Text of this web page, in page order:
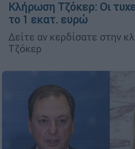
Κλήρωση Τζόκερ: Οι
τo 1 εκατ. ευρώ
Δείτε αν κερδίσατε στην
Τζόκερ